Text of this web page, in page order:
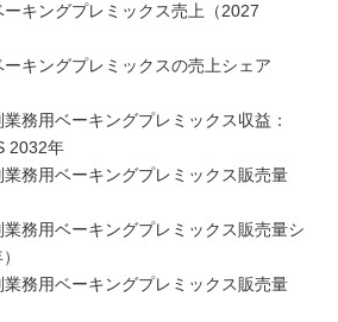
ーキングプレミックス売上（2027
ーキングプレミックスの売上シェア
務用ベーキングプレミックス収益：
2032年
業務用ベーキングプレミックス販売量
業務用ベーキングプレミックス販売量シ
業務用ベーキングプレミックス販売量